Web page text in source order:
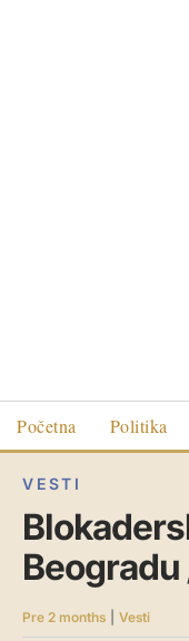
Početna Politika
VESTI
Beogradu
Pre 2 months Vesti